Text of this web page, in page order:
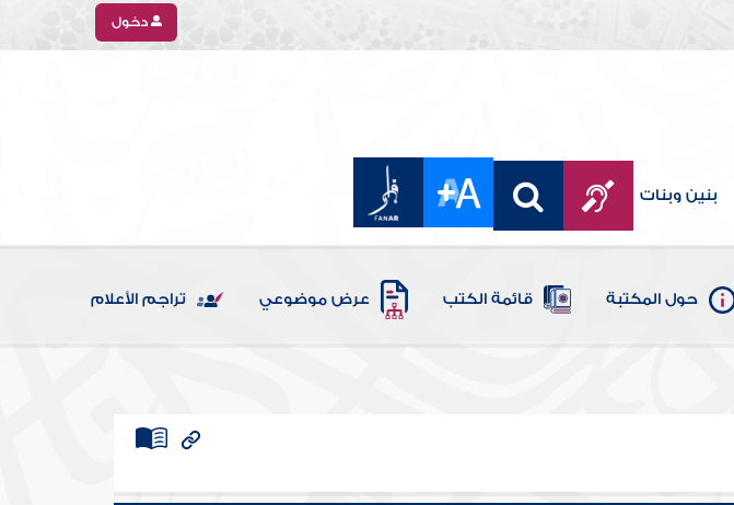
دخول
بنين وبنات
حول المكتبة قائمة الكتب عرض موضوعي تراجم الأعلام